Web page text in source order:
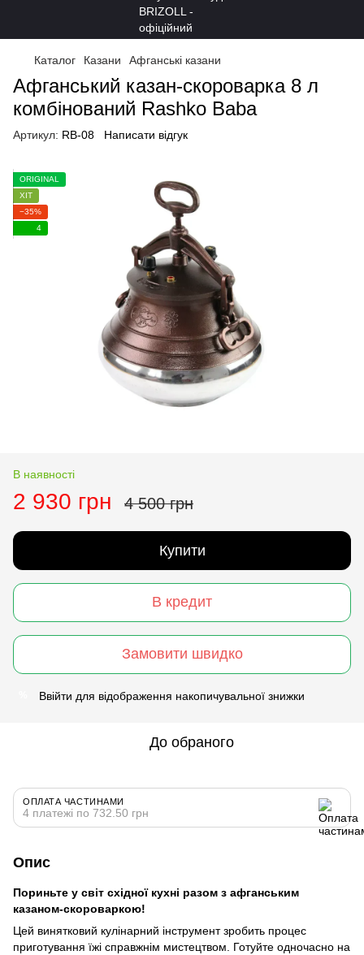
Каталог Казани Афганські казани
Афганський казан-скороварка 8 л
комбінований Rashko Baba
Артикул: RB-08 Написати відгук
ORIGINAL
ХІТ
−35%
4
В наявності
2 930 грн 4 500 грн
Купити
В кредит
Замовити швидко
Ввійти для відображення накопичувальної знижки
До обраного
ОПЛАТА ЧАСТИНАМИ
4 платежі по 732.50 грн
Опис
Пориньте у світ східної кухні разом з афганським
казаном-скороваркою!
Цей винятковий кулінарний інструмент зробить процес
приготування їжі справжнім мистецтвом. Готуйте одночасно на